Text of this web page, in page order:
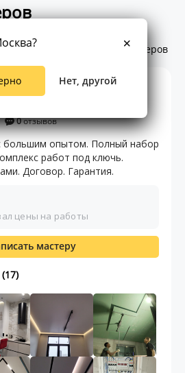
66 мастеров
0отзывов
большим опытом. Полный набор
работ под ключь.
Договор. Гарантия.
цены на работы
мастеру
Нет, другой